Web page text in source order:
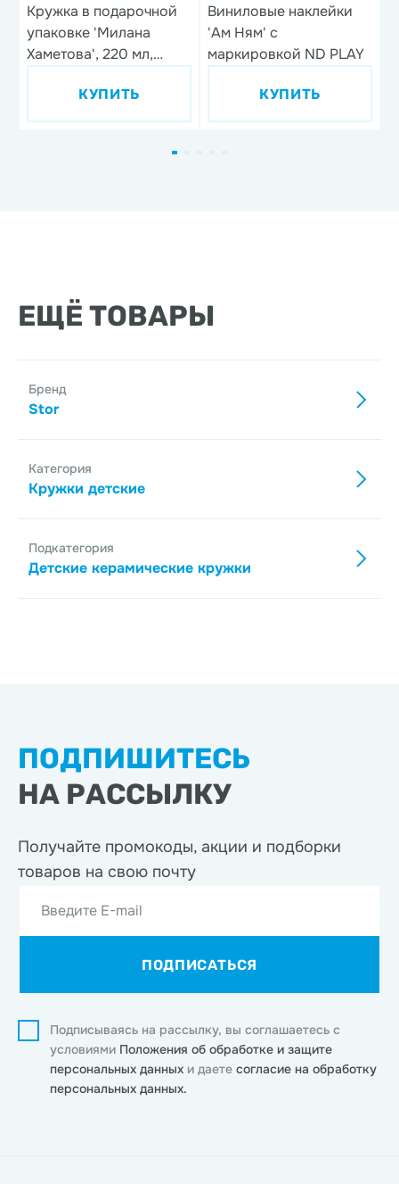
Кружка в подарочной
упаковке 'Милана
Хаметова', 220 мл,
КУПИТЬ
Виниловые наклейки
'Ам Ням' с
маркировкой ND PLAY
КУПИТЬ
ЕЩЁ ТОВАРЫ
Бренд
Stor
Категория
Кружки детские
Подкатегория
Детские керамические кружки
ПОДПИШИТЕСЬ
НА РАССЫЛКУ
Получайте промокоды, акции и подборки
товаров на свою почту
Введите E-mail
ПОДПИСАТЬСЯ
Подписываясь на рассылку, вы соглашаетесь с
условиями Положения об обработке и защите
персональных данных и даете согласие на обработку
персональных данных.